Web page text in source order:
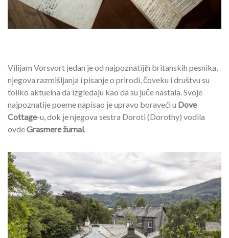
Vilijam Vorsvort jedan je od najpoznatijih britanskih pesnika,
njegova razmišljanja i pisanje o prirodi, čoveku i društvu su
toliko aktuelna da izgledaju kao da su juče nastala. Svoje
najpoznatije poeme napisao je upravo boraveći u Dove
Cottage-u, dok je njegova sestra Doroti (Dorothy) vodila
ovdeGrasmere žurnal.